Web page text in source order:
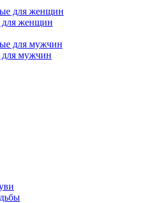
для женщин
для женщин
для мужчин
для мужчин